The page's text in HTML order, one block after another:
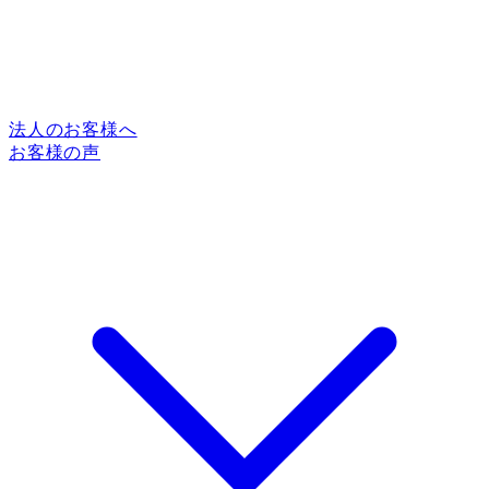
法人のお客様へ
お客様の声